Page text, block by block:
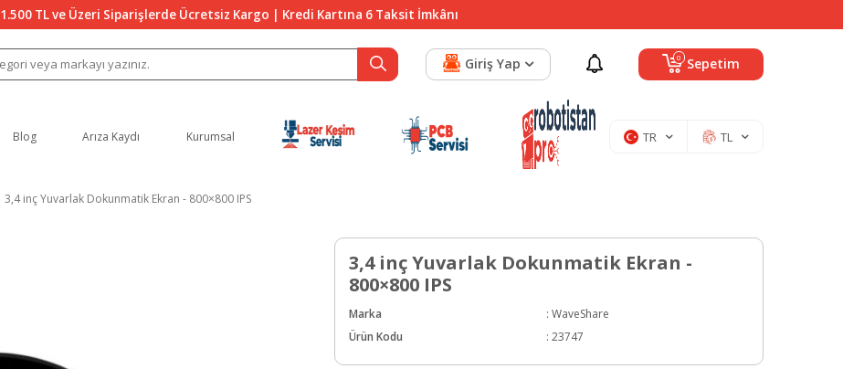
1.500 TL ve Üzeri Siparişlerde Ücretsiz Kargo | Kredi Kartına 6 Taksit İmkânı
0 Sepetim
Giriş Yap
Blog Arıza Kaydı Kurumsal TR TL
3,4 inç Yuvarlak Dokunmatik Ekran - 800×800 IPS
3,4 inç Yuvarlak Dokunmatik Ekran -
800×800 IPS
Marka : WaveShare
Ürün Kodu
: 23747